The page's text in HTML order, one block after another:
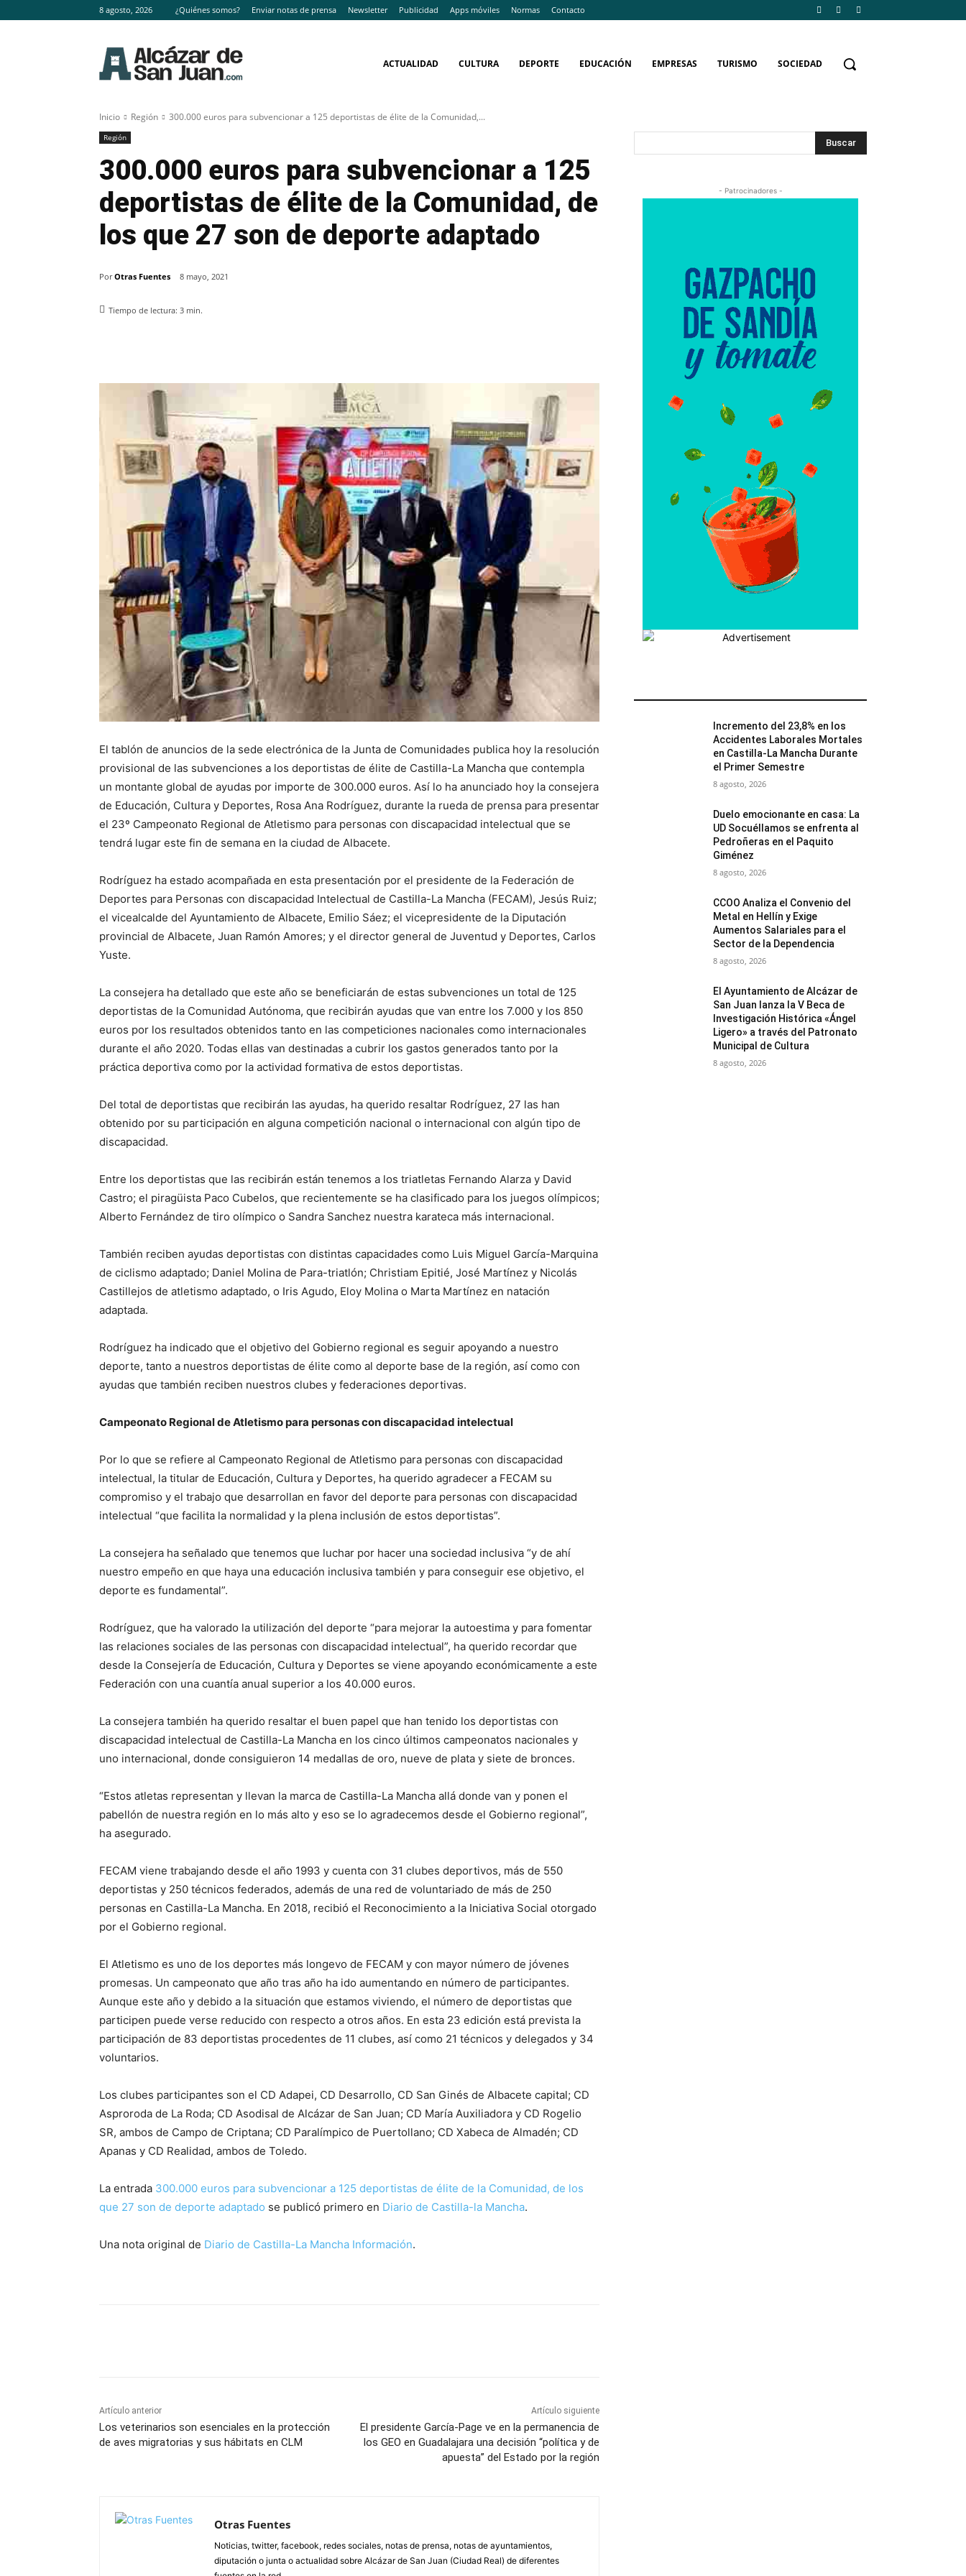
8 agosto, 2026 ¿Quiénes somos? Enviar notas de prensa Newsletter Publicidad Apps móviles Normas Contacto
ACTUALIDAD CULTURA DEPORTE EDUCACIÓN EMPRESAS TURISMO SOCIEDAD
Inicio Región 300.000 euros para subvencionar a 125 deportistas de élite de la Comunidad,...
Región
300.000 euros para subvencionar a 125
deportistas de élite de la Comunidad, de
los que 27 son de deporte adaptado
Por Otras Fuentes 8 mayo, 2021
Tiempo de lectura: 3 min.
El tablón de anuncios de la sede electrónica de la Junta de Comunidades publica hoy la resolución
provisional de las subvenciones a los deportistas de élite de Castilla-La Mancha que contempla
un montante global de ayudas por importe de 300.000 euros. Así lo ha anunciado hoy la consejera
de Educación, Cultura y Deportes, Rosa Ana Rodríguez, durante la rueda de prensa para presentar
el 23º Campeonato Regional de Atletismo para personas con discapacidad intelectual que se
tendrá lugar este fin de semana en la ciudad de Albacete.
Rodríguez ha estado acompañada en esta presentación por el presidente de la Federación de
Deportes para Personas con discapacidad Intelectual de Castilla-La Mancha (FECAM), Jesús Ruiz;
el vicealcalde del Ayuntamiento de Albacete, Emilio Sáez; el vicepresidente de la Diputación
provincial de Albacete, Juan Ramón Amores; y el director general de Juventud y Deportes, Carlos
Yuste.
La consejera ha detallado que este año se beneficiarán de estas subvenciones un total de 125
deportistas de la Comunidad Autónoma, que recibirán ayudas que van entre los 7.000 y los 850
euros por los resultados obtenidos tanto en las competiciones nacionales como internacionales
durante el año 2020. Todas ellas van destinadas a cubrir los gastos generados tanto por la
práctica deportiva como por la actividad formativa de estos deportistas.
Del total de deportistas que recibirán las ayudas, ha querido resaltar Rodríguez, 27 las han
obtenido por su participación en alguna competición nacional o internacional con algún tipo de
discapacidad.
Entre los deportistas que las recibirán están tenemos a los triatletas Fernando Alarza y David
Castro; el piragüista Paco Cubelos, que recientemente se ha clasificado para los juegos olímpicos;
Alberto Fernández de tiro olímpico o Sandra Sanchez nuestra karateca más internacional.
También reciben ayudas deportistas con distintas capacidades como Luis Miguel García-Marquina
de ciclismo adaptado; Daniel Molina de Para-triatlón; Christiam Epitié, José Martínez y Nicolás
Castillejos de atletismo adaptado, o Iris Agudo, Eloy Molina o Marta Martínez en natación
adaptada.
Rodríguez ha indicado que el objetivo del Gobierno regional es seguir apoyando a nuestro
deporte, tanto a nuestros deportistas de élite como al deporte base de la región, así como con
ayudas que también reciben nuestros clubes y federaciones deportivas.
Campeonato Regional de Atletismo para personas con discapacidad intelectual
Por lo que se refiere al Campeonato Regional de Atletismo para personas con discapacidad
intelectual, la titular de Educación, Cultura y Deportes, ha querido agradecer a FECAM su
compromiso y el trabajo que desarrollan en favor del deporte para personas con discapacidad
intelectual “que facilita la normalidad y la plena inclusión de estos deportistas”.
La consejera ha señalado que tenemos que luchar por hacer una sociedad inclusiva “y de ahí
nuestro empeño en que haya una educación inclusiva también y para conseguir ese objetivo, el
deporte es fundamental”.
Rodríguez, que ha valorado la utilización del deporte “para mejorar la autoestima y para fomentar
las relaciones sociales de las personas con discapacidad intelectual”, ha querido recordar que
desde la Consejería de Educación, Cultura y Deportes se viene apoyando económicamente a este
Federación con una cuantía anual superior a los 40.000 euros.
La consejera también ha querido resaltar el buen papel que han tenido los deportistas con
discapacidad intelectual de Castilla-La Mancha en los cinco últimos campeonatos nacionales y
uno internacional, donde consiguieron 14 medallas de oro, nueve de plata y siete de bronces.
“Estos atletas representan y llevan la marca de Castilla-La Mancha allá donde van y ponen el
pabellón de nuestra región en lo más alto y eso se lo agradecemos desde el Gobierno regional”,
ha asegurado.
FECAM viene trabajando desde el año 1993 y cuenta con 31 clubes deportivos, más de 550
deportistas y 250 técnicos federados, además de una red de voluntariado de más de 250
personas en Castilla-La Mancha. En 2018, recibió el Reconocimiento a la Iniciativa Social otorgado
por el Gobierno regional.
El Atletismo es uno de los deportes más longevo de FECAM y con mayor número de jóvenes
promesas. Un campeonato que año tras año ha ido aumentando en número de participantes.
Aunque este año y debido a la situación que estamos viviendo, el número de deportistas que
participen puede verse reducido con respecto a otros años. En esta 23 edición está prevista la
participación de 83 deportistas procedentes de 11 clubes, así como 21 técnicos y delegados y 34
voluntarios.
Los clubes participantes son el CD Adapei, CD Desarrollo, CD San Ginés de Albacete capital; CD
Asproroda de La Roda; CD Asodisal de Alcázar de San Juan; CD María Auxiliadora y CD Rogelio
SR, ambos de Campo de Criptana; CD Paralímpico de Puertollano; CD Xabeca de Almadén; CD
Apanas y CD Realidad, ambos de Toledo.
La entrada 300.000 euros para subvencionar a 125 deportistas de élite de la Comunidad, de los
que 27 son de deporte adaptado se publicó primero en Diario de Castilla-la Mancha.
Una nota original de Diario de Castilla-La Mancha Información.
Artículo anterior
Los veterinarios son esenciales en la protección
de aves migratorias y sus hábitats en CLM
Artículo siguiente
El presidente García-Page ve en la permanencia de
los GEO en Guadalajara una decisión “política y de
apuesta” del Estado por la región
Otras Fuentes
Noticias, twitter, facebook, redes sociales, notas de prensa, notas de ayuntamientos,
diputación o junta o actualidad sobre Alcázar de San Juan (Ciudad Real) de diferentes
Buscar
- Patrocinadores -
Incremento del 23,8% en los
Accidentes Laborales Mortales
en Castilla-La Mancha Durante
el Primer Semestre
8 agosto, 2026
Duelo emocionante en casa: La
UD Socuéllamos se enfrenta al
Pedroñeras en el Paquito
Giménez
8 agosto, 2026
CCOO Analiza el Convenio del
Metal en Hellín y Exige
Aumentos Salariales para el
Sector de la Dependencia
8 agosto, 2026
El Ayuntamiento de Alcázar de
San Juan lanza la V Beca de
Investigación Histórica «Ángel
Ligero» a través del Patronato
Municipal de Cultura
8 agosto, 2026